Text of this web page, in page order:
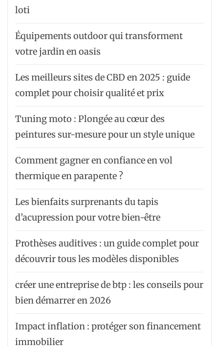
loti
Équipements outdoor qui transforment
votre jardin en oasis
Les meilleurs sites de CBD en 2025 : guide
complet pour choisir qualité et prix
Tuning moto : Plongée au cœur des
peintures sur-mesure pour un style unique
Comment gagner en confiance en vol
thermique en parapente ?
Les bienfaits surprenants du tapis
d’acupression pour votre bien-être
Prothèses auditives : un guide complet pour
découvrir tous les modèles disponibles
créer une entreprise de btp : les conseils pour
bien démarrer en 2026
Impact inflation : protéger son financement
immobilier